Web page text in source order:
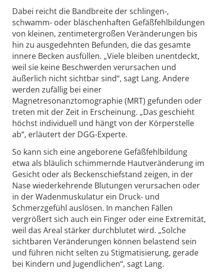
Dabei reicht die Bandbreite der schlingen-,
schwamm- oder bläschenhaften Gefäßfehlbildungen
von kleinen, zentimetergroßen Veränderungen bis
hin zu ausgedehnten Befunden, die das gesamte
innere Becken ausfüllen. „Viele bleiben unentdeckt,
weil sie keine Beschwerden verursachen und
äußerlich nicht sichtbar sind“, sagt Lang. Andere
werden zufällig bei einer
Magnetresonanztomographie (MRT) gefunden oder
treten mit der Zeit in Erscheinung. „Das geschieht
höchst individuell und hängt von der Körperstelle
ab“, erläutert der DGG-Experte.
So kann sich eine angeborene Gefäßfehlbildung
etwa als bläulich schimmernde Hautveränderung im
Gesicht oder als Beckenschiefstand zeigen, in der
Nase wiederkehrende Blutungen verursachen oder
in der Wadenmuskulatur ein Druck- und
Schmerzgefühl auslösen. In manchen Fällen
vergrößert sich auch ein Finger oder eine Extremität,
weil das Areal stärker durchblutet wird. „Solche
sichtbaren Veränderungen können belastend sein
und führen nicht selten zu Stigmatisierung, gerade
bei Kindern und Jugendlichen“, sagt Lang.